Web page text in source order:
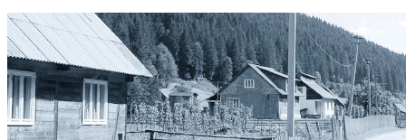
Přejít k hlavnímu obsahu